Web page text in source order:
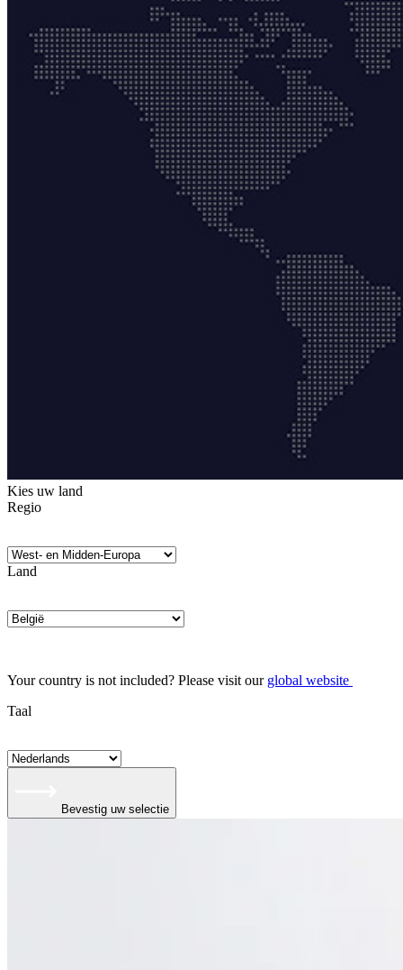
Kies uw land
Regio
Land
Your country is not included? Please visit our global website
Taal
Bevestig uw selectie